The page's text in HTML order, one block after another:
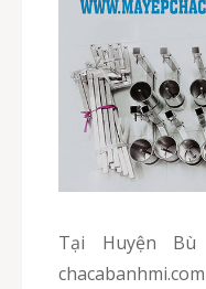
Tại Huyện Bù Đăng của Bình Phước,